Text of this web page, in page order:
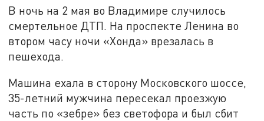
В ночь на 2 мая во Владимире случилось
смертельное ДТП. На проспекте Ленина во
втором часу ночи «Хонда» врезалась в
пешехода.
Машина ехала в сторону Московского шоссе,
35-летний мужчина пересекал проезжую
часть по «зебре» без светофора и был сбит